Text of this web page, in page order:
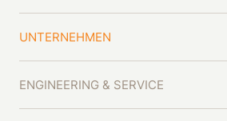
UNTERNEHMEN
ENGINEERING & SERVICE